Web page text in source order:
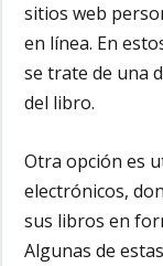
sitios web
en línea. En
se trate de una
del libro.
Otra opción es
electrónicos,
sus libros en
Algunas de